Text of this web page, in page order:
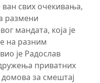
свих очекивања,
размени
мандата, која је
на разним
је Радослав
приватних
за смештај